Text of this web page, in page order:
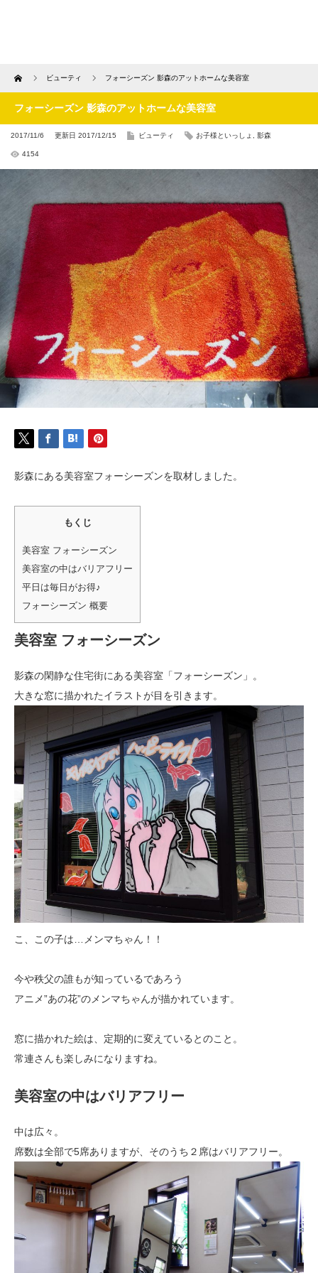
Home ビューティ フォーシーズン 影森のアットホームな美容室
フォーシーズン 影森のアットホームな美容室
2017/11/6 更新日 2017/12/15 ビューティ お子様といっしょ 影森
4154
影森にある美容室フォーシーズンを取材しました。
もくじ
美容室 フォーシーズン
美容室の中はバリアフリー
平日は毎日がお得♪
フォーシーズン 概要
美容室 フォーシーズン
影森の閑静な住宅街にある美容室「フォーシーズン」。
大きな窓に描かれたイラストが目を引きます。
こ、この子は…メンマちゃん！！
今や秩父の誰もが知っているであろう
アニメ”あの花”のメンマちゃんが描かれています。
窓に描かれた絵は、定期的に変えているとのこと。
常連さんも楽しみになりますね。
美容室の中はバリアフリー
中は広々。
席数は全部で5席ありますが、そのうち２席はバリアフリー。